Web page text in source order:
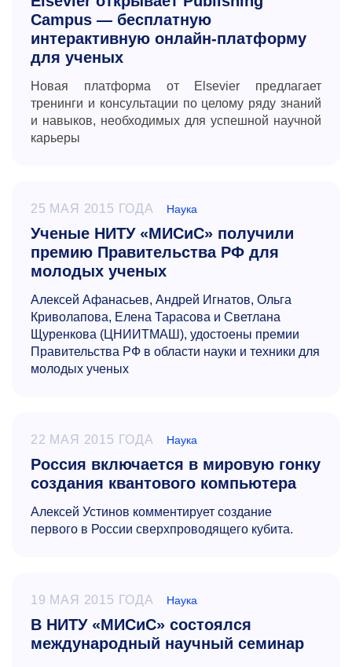
Campus — бесплатную
интерактивную онлайн-платформу
для ученых
Новая платформа от Elsevier предлагает
тренинги и консультации по целому ряду знаний
и навыков, необходимых для успешной научной
карьеры
25 МАЯ 2015 ГОДА Наука
Ученые НИТУ «МИСиС» получили
премию Правительства РФ для
молодых ученых
Алексей Афанасьев, Андрей Игнатов, Ольга
Криволапова, Елена Тарасова и Светлана
Щуренкова (ЦНИИТМАШ), удостоены премии
Правительства РФ в области науки и техники для
молодых ученых
22 МАЯ 2015 ГОДА Наука
Россия включается в мировую гонку
создания квантового компьютера
Алексей Устинов комментирует создание
первого в России сверхпроводящего кубита.
19 МАЯ 2015 ГОДА Наука
В НИТУ «МИСиС» состоялся
международный научный семинар